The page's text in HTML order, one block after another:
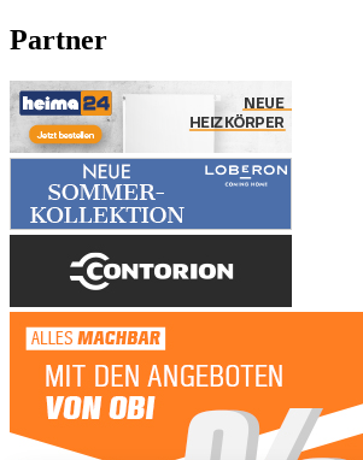
Partner